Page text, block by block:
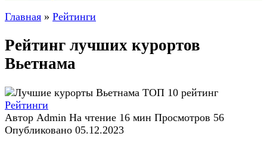
Главная » Рейтинги
Рейтинг лучших курортов
Вьетнама
Рейтинги
Автор Admin На чтение 16 мин Просмотров 56
Опубликовано 05.12.2023